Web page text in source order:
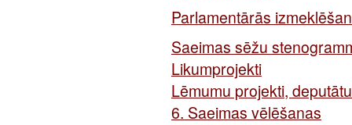
Parlamentārās
Saeimas sēžu
Likumprojekti
Lēmumu projekti,
6. Saeimas vēlēšanas